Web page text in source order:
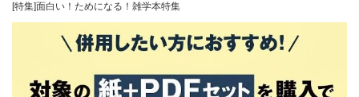
[特集]面白い！ためになる！雑学本特集